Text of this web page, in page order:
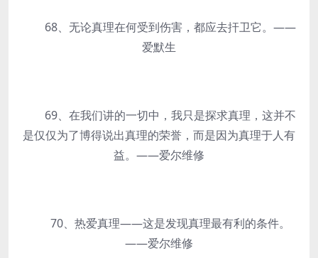
68、无论真理在何受到伤害，都应去扞卫它。——
爱默生
69、在我们讲的一切中，我只是探求真理，这并不
是仅仅为了博得说出真理的荣誉，而是因为真理于人有
益。——爱尔维修
70、热爱真理——这是发现真理最有利的条件。
——爱尔维修